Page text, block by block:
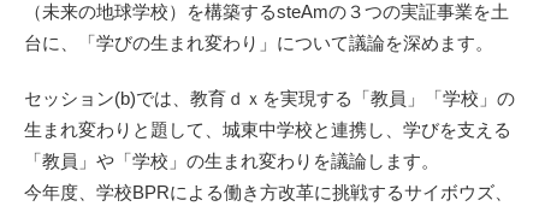
（未来の地球学校）を構築するsteAmの３つの実証事業を土
台に、「学びの生まれ変わり」について議論を深めます。
セッション(b)では、教育ｄｘを実現する「教員」「学校」の
生まれ変わりと題して、城東中学校と連携し、学びを支える
「教員」や「学校」の生まれ変わりを議論します。
今年度、学校BPRによる働き方改革に挑戦するサイボウズ、